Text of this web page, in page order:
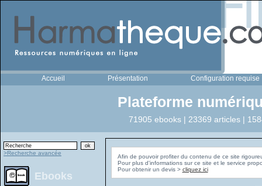
Accueil Présentation Configuration requise
Plateforme
71905 ebooks | 23369 articles |
>Recherche avancée
Ebooks
Afin de pouvoir profiter du contenu de ce site
Pour plus d'informations sur ce site et le service
Pour obtenir un devis > cliquez ici